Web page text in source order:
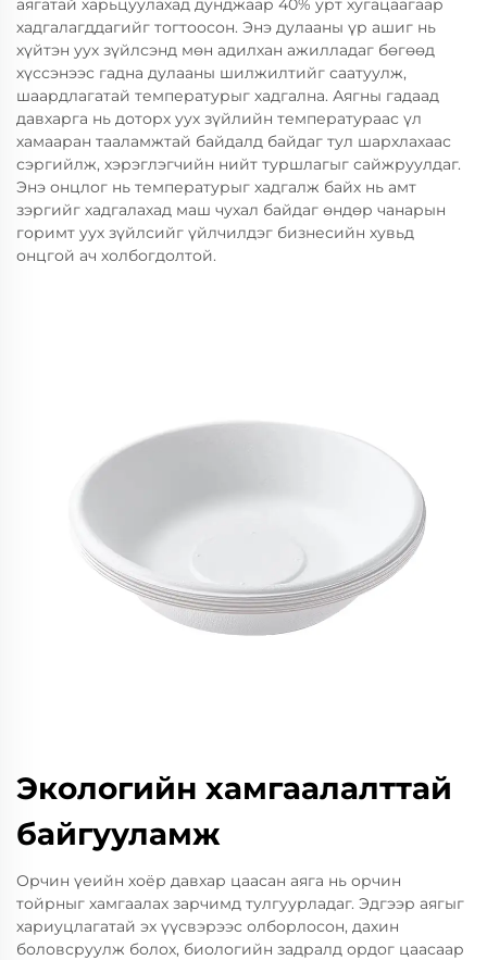
аягатай харьцуулахад дунджаар 40% урт хугацаагаар
хадгалагддагийг тогтоосон. Энэ дулааны үр ашиг нь
хүйтэн уух зүйлсэнд мөн адилхан ажилладаг бөгөөд
хүссэнээс гадна дулааны шилжилтийг саатуулж,
шаардлагатай температурыг хадгална. Аягны гадаад
давхарга нь доторх уух зүйлийн температураас үл
хамааран тааламжтай байдалд байдаг тул шархлахаас
сэргийлж, хэрэглэгчийн нийт туршлагыг сайжруулдаг.
Энэ онцлог нь температурыг хадгалж байх нь амт
зэргийг хадгалахад маш чухал байдаг өндөр чанарын
горимт уух зүйлсийг үйлчилдэг бизнесийн хувьд
онцгой ач холбогдолтой.
Экологийн хамгаалалттай
байгууламж
Орчин үеийн хоёр давхар цаасан аяга нь орчин
тойрныг хамгаалах зарчимд тулгуурладаг. Эдгээр аягыг
хариуцлагатай эх үүсвэрээс олборлосон, дахин
боловсруулж болох, биологийн задралд ордог цаасаар